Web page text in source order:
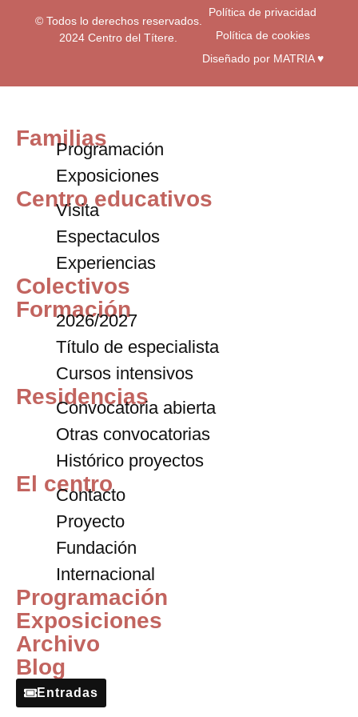
© Todos lo derechos reservados.
2024 Centro del Títere.
Política de privacidad
Política de cookies
Diseñado por MATRIA ♥
Familias
Programación
Exposiciones
Centro educativos
Visita
Espectaculos
Experiencias
Colectivos
Formación
2026/2027
Título de especialista
Cursos intensivos
Residencias
Convocatoria abierta
Otras convocatorias
Histórico proyectos
El centro
Contacto
Proyecto
Fundación
Internacional
Programación
Exposiciones
Archivo
Blog
Entradas